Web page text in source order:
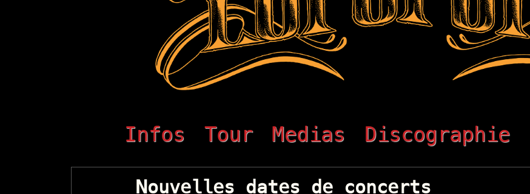
Infos Tour Medias Discographie
Nouvelles dates de concerts